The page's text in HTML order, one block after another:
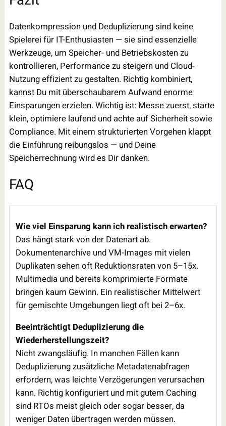
Datenkompression und Deduplizierung sind keine
Spielerei für IT-Enthusiasten — sie sind essenzielle
Werkzeuge, um Speicher- und Betriebskosten zu
kontrollieren, Performance zu steigern und Cloud-
Nutzung effizient zu gestalten. Richtig kombiniert,
kannst Du mit überschaubarem Aufwand enorme
Einsparungen erzielen. Wichtig ist: Messe zuerst, starte
klein, optimiere laufend und achte auf Sicherheit sowie
Compliance. Mit einem strukturierten Vorgehen klappt
die Einführung reibungslos — und Deine
Speicherrechnung wird es Dir danken.
FAQ
Wie viel Einsparung kann ich realistisch erwarten?
Das hängt stark von der Datenart ab.
Dokumentenarchive und VM-Images mit vielen
Duplikaten sehen oft Reduktionsraten von 5–15x.
Multimedia und bereits komprimierte Formate
bringen kaum Gewinn. Ein realistischer Mittelwert
für gemischte Umgebungen liegt oft bei 2–6x.
Beeinträchtigt Deduplizierung die
Wiederherstellungszeit?
Nicht zwangsläufig. In manchen Fällen kann
Deduplizierung zusätzliche Metadatenabfragen
erfordern, was leichte Verzögerungen verursachen
kann. Richtig konfiguriert und mit gutem Caching
sind RTOs meist gleich oder sogar besser, da
weniger Daten übertragen werden müssen.